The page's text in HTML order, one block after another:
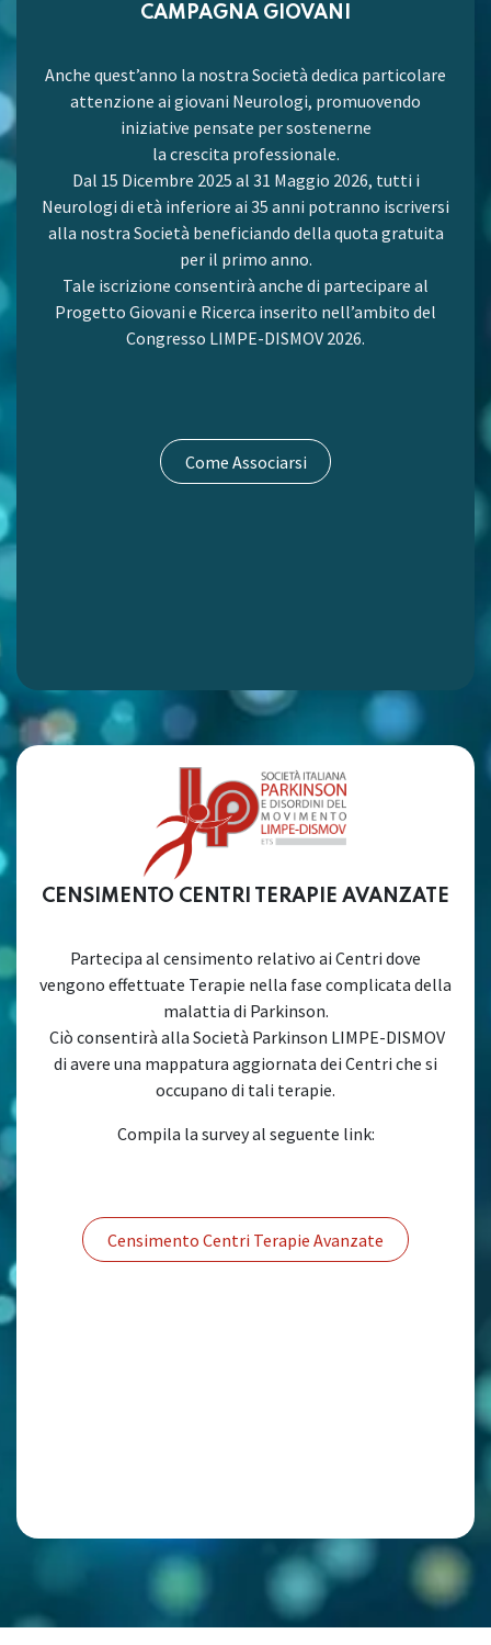
CAMPAGNA GIOVANI
Anche quest’anno la nostra Società dedica particolare
attenzione ai giovani Neurologi, promuovendo
iniziative pensate per sostenerne
la crescita professionale.
Dal 15 Dicembre 2025 al 31 Maggio 2026, tutti i
Neurologi di età inferiore ai 35 anni potranno iscriversi
alla nostra Società beneficiando della quota gratuita
per il primo anno.
Tale iscrizione consentirà anche di partecipare al
Progetto Giovani e Ricerca inserito nell’ambito del
Congresso LIMPE-DISMOV 2026.
Come Associarsi
CENSIMENTO CENTRI TERAPIE AVANZATE
Partecipa al censimento relativo ai Centri dove
vengono effettuate Terapie nella fase complicata della
malattia di Parkinson.
Ciò consentirà alla Società Parkinson LIMPE-DISMOV
di avere una mappatura aggiornata dei Centri che si
occupano di tali terapie.
Compila la survey al seguente link:
Censimento Centri Terapie Avanzate